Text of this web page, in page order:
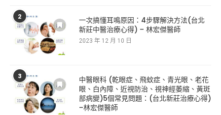
2
一次搞懂耳鳴原因：4步驟解決方法(台北
新莊中醫治療心得) – 林宏傑醫師
2023 年 12 月 10 日
3
中醫眼科 (乾眼症、飛蚊症、青光眼、老花
眼、白內障、近視防治、視神經萎縮、黃斑
部病變)5個常見問題：(台北新莊治療心得)
–林宏傑醫師